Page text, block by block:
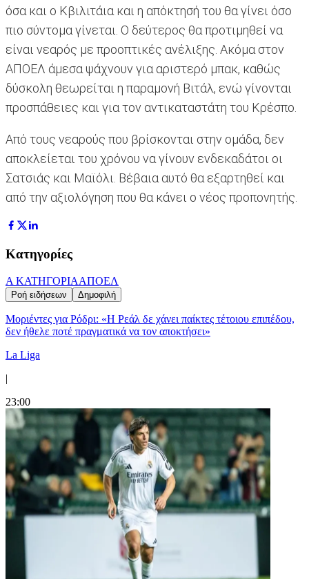
όσα και ο Κβιλιτάια και η απόκτησή του θα γίνει όσο
πιο σύντομα γίνεται. Ο δεύτερος θα προτιμηθεί να
είναι νεαρός με προοπτικές ανέλιξης. Ακόμα στον
ΑΠΟΕΛ άμεσα ψάχνουν για αριστερό μπακ, καθώς
δύσκολη θεωρείται η παραμονή Βιτάλ, ενώ γίνονται
προσπάθειες και για τον αντικαταστάτη του Κρέσπο.
Από τους νεαρούς που βρίσκονται στην ομάδα, δεν
αποκλείεται του χρόνου να γίνουν ενδεκαδάτοι οι
Σατσιάς και Μαϊόλι. Βέβαια αυτό θα εξαρτηθεί και
από την αξιολόγηση που θα κάνει ο νέος προπονητής.
Κατηγορίες
Α ΚΑΤΗΓΟΡΙΑΑΠΟΕΛ
Ροή ειδήσεων Δημοφιλή
Μοριέντες για Ρόδρι: «Η Ρεάλ δε χάνει παίκτες τέτοιου επιπέδου,
δεν ήθελε ποτέ πραγματικά να τον αποκτήσει»
La Liga
|
23:00